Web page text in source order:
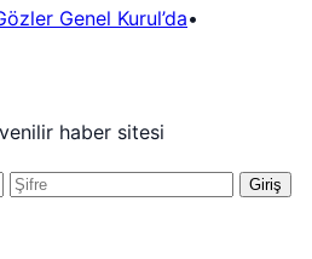
Genel Kurul’da•
haber sitesi
Şifre Giriş